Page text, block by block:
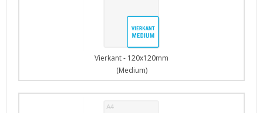
Vierkant - 120x120mm
(Medium)